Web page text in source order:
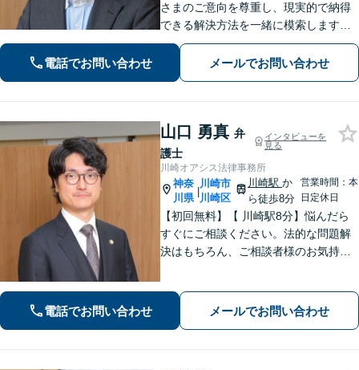
さまのご意向を尊重し、現実的で納得
できる解決方法を一緒に模索します
【離婚問題】調停・訴訟対応に豊富な
実績あり。人生の再出発を全力で応援
いたします【借金問題】状況を整理
電話でお問い合わせ メールでお問い合わせ
山口 勇真 弁
護士
インタビューを
見る
川崎オアシス法律事務所
神奈
川県
|
川崎市
川崎区
川崎駅 か
ら徒歩8分
営業時間：本
日定休日
【初回無料】【 川崎駅8分】悩んだら
すぐにご相談ください。法的な問題解
決はもちろん、ご相談者様のお気持ち
脚」の姿勢で解決まで伴走いたします
ので安心してお任せください。【WEB
電話でお問い合わせ メールでお問い合わせ